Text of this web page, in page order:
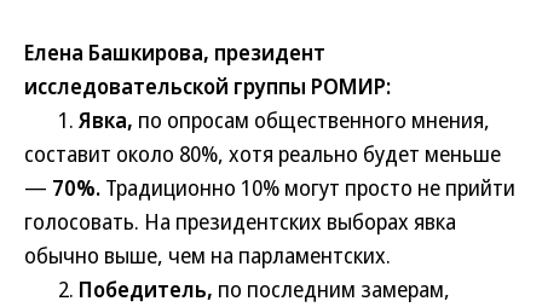
Елена Башкирова, президент
исследовательской группы РОМИР:
1. Явка, по опросам общественного мнения,
составит около 80%, хотя реально будет меньше
— 70%. Традиционно 10% могут просто не прийти
голосовать. На президентских выборах явка
обычно выше, чем на парламентских.
2. Победитель, по последним замерам,